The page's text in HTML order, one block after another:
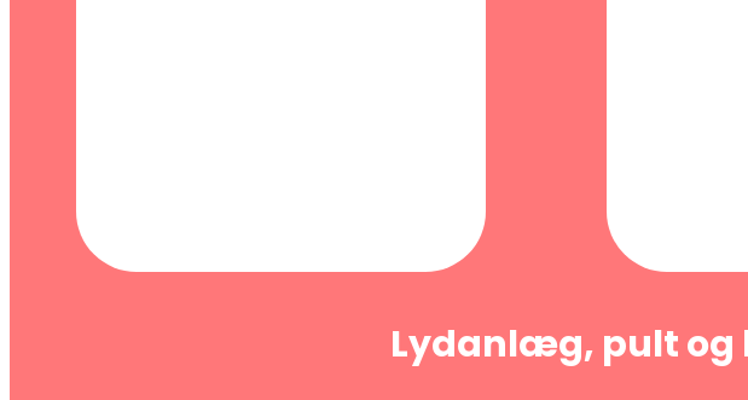
Lydanlæg, pult og